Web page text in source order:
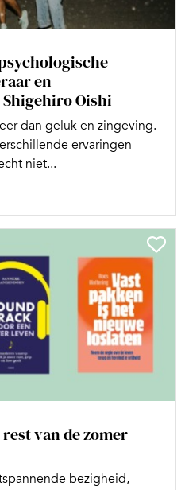
en
Oishi
dan geluk en zingeving.
ervaringen
niet...
van de zomer
bezigheid,